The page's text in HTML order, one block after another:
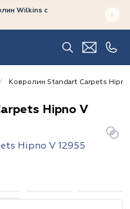
Wilkins с
Ковролин Standart Carpets Hipno
Hipno V